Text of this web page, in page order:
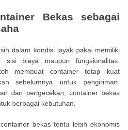
Bekas sebagai
dalam kondisi layak pakai memiliki
sisi biaya maupun fungsionalitas.
membuat container tetap kuat
sebelumnya untuk pengiriman.
dan pengecekan, container bekas
berbagai kebutuhan.
bekas tentu lebih ekonomis